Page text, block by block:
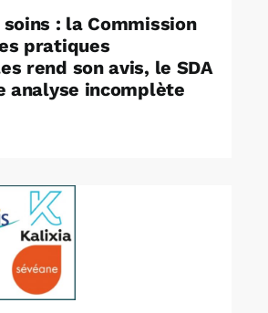
soins : la Commission
pratiques
rend son avis, le SDA
analyse incomplète